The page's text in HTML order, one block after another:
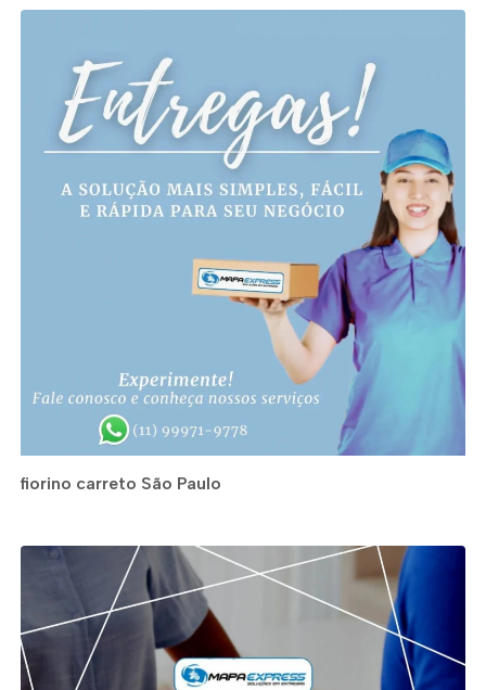
fiorino carreto São Paulo